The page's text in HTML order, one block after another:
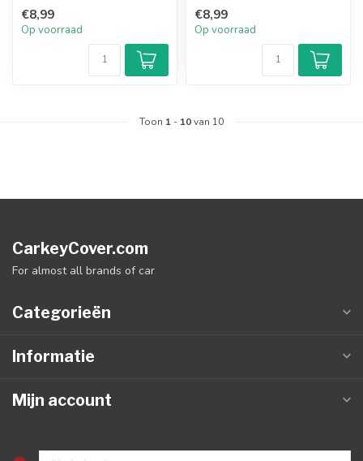
€8,99
Op voorraad
€8,99
Op voorraad
Toon 1 - 10van 10
CarkeyCover.com
For almost all brands of car
Categorieën
Informatie
Mijn account